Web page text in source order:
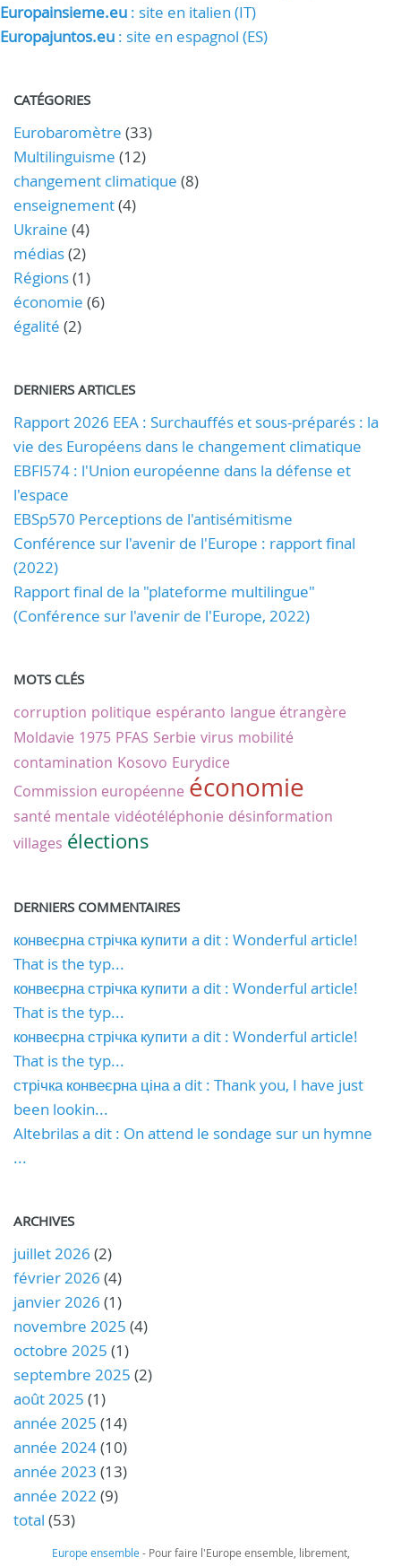
Europainsieme.eu : site en italien (IT)
Europajuntos.eu : site en espagnol (ES)
CATÉGORIES
Eurobaromètre (33)
Multilinguisme (12)
changement climatique (8)
enseignement(4)
Ukraine (4)
médias(2)
Régions(1)
économie (6)
égalité (2)
DERNIERS ARTICLES
Rapport 2026 EEA : Surchauffés et sous-préparés : la
vie des Européens dans le changement climatique
EBFl574 : l'Union européenne dans la défense et
l'espace
EBSp570 Perceptions de l'antisémitisme
Conférence sur l'avenir de l'Europe : rapport final
(2022)
Rapport final de la "plateforme multilingue"
(Conférence sur l'avenir de l'Europe, 2022)
MOTS CLÉS
corruption politique espéranto langue étrangère
Moldavie 1975 PFAS Serbie virus mobilité
contamination Kosovo Eurydice
Commission européenne économie
santé mentale vidéotéléphonie désinformation
villages élections
DERNIERS COMMENTAIRES
конвеєрна стрічка купити a dit : Wonderful article!
That is the typ...
конвеєрна стрічка купити a dit : Wonderful article!
That is the typ...
конвеєрна стрічка купити a dit : Wonderful article!
That is the typ...
стрічка конвеєрна ціна a dit : Thank you, I have just
been lookin...
Altebrilas a dit : On attend le sondage sur un hymne
...
ARCHIVES
juillet 2026 (2)
février 2026 (4)
janvier 2026 (1)
novembre 2025 (4)
octobre 2025 (1)
septembre 2025 (2)
août 2025 (1)
année 2025 (14)
année 2024(10)
année 2023 (13)
année 2022 (9)
total (53)
Europe ensemble - Pour faire l'Europe ensemble, librement,